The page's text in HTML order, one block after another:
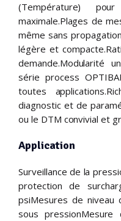
(Température)
maximale.Plages de
même sans
légère et
demande.Modularité
série process
toutes
diagnostic et de
ou le DTM convivial et
Application
Surveillance de la
protection de
psiMesures de niveau
sous